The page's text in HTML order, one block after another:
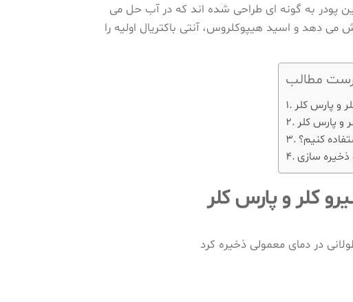
پودر به گونه ای طراحی شده اند که در آب حل می
می دهد و اسید هیپوکلروس، آنتی باکتریال اولیه را
مطالب
ذخیره سازی
در دمای معمولی ذخیره کرد